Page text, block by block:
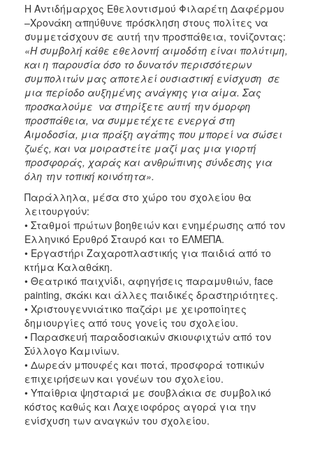
Η Αντιδήμαρχος Εθελοντισμού Φιλαρέτη Δαφέρμου
–Χρονάκη απηύθυνε πρόσκληση στους πολίτες να
συμμετάσχουν σε αυτή την προσπάθεια, τονίζοντας:
«Η συμβολή κάθε εθελοντή αιμοδότη είναι πολύτιμη,
και η παρουσία όσο το δυνατόν περισσότερων
συμπολιτών μας αποτελεί ουσιαστική ενίσχυση σε
μια περίοδο αυξημένης ανάγκης για αίμα. Σας
προσκαλούμε να στηρίξετε αυτή την όμορφη
προσπάθεια, να συμμετέχετε ενεργά στη
Αιμοδοσία, μια πράξη αγάπης που μπορεί να σώσει
ζωές, και να μοιραστείτε μαζί μας μια γιορτή
προσφοράς, χαράς και ανθρώπινης σύνδεσης για
όλη την τοπική κοινότητα».
Παράλληλα, μέσα στο χώρο του σχολείου θα
λειτουργούν:
• Σταθμοί πρώτων βοηθειών και ενημέρωσης από τον
Ελληνικό Ερυθρό Σταυρό και το ΕΛΜΕΠΑ.
• Εργαστήρι Ζαχαροπλαστικής για παιδιά από το
κτήμα Καλαθάκη.
• Θεατρικό παιχνίδι, αφηγήσεις παραμυθιών, face
painting, σκάκι και άλλες παιδικές δραστηριότητες.
• Χριστουγεννιάτικο παζάρι με χειροποίητες
δημιουργίες από τους γονείς του σχολείου.
• Παρασκευή παραδοσιακών σκιουφιχτών από τον
Σύλλογο Καμινίων.
• Δωρεάν μπουφές και ποτά, προσφορά τοπικών
επιχειρήσεων και γονέων του σχολείου.
• Υπαίθρια ψησταριά με σουβλάκια σε συμβολικό
κόστος καθώς και Λαχειοφόρος αγορά για την
ενίσχυση των αναγκών του σχολείου.